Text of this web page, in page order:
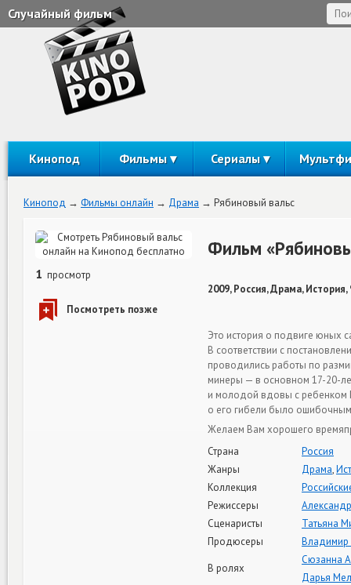
Случайный фильм
Кинопод Фильмы Сериалы
Кинопод Фильмы онлайн Драма Рябиновый вальс
1 просмотр
Фильм
2009, Россия, Драма, История,
Это история о подвиге юных
В соответствии с
проводились работы по
минеры — в основном 17-20-
и молодой вдовы с ребенком
о его гибели было
Желаем Вам хорошего
Страна
Россия
Жанры
Драма,
Коллекция
Режиссеры
Сценаристы
Татьяна
Продюсеры
Владимир
В ролях
Сюзанна
Дарья